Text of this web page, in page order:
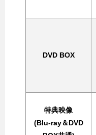
DVD BOX
特典映像
(Blu-ray＆DVD